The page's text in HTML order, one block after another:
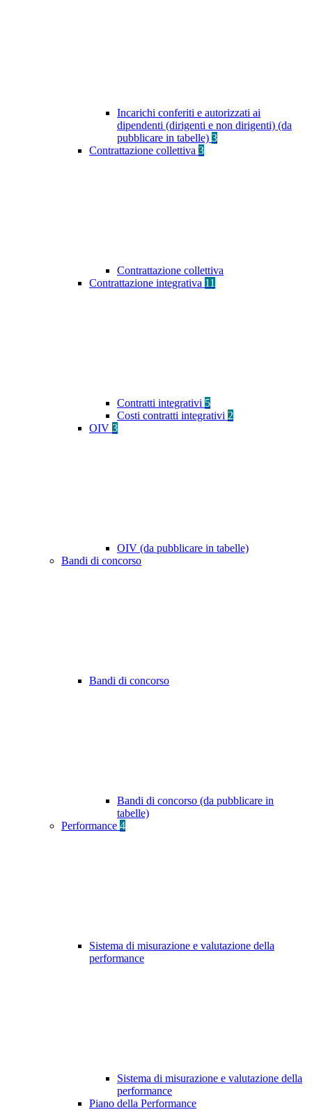
Incarichi conferiti e autorizzati ai
dipendenti (dirigenti e non dirigenti) (da
pubblicare in tabelle) 3
Contrattazione collettiva 3
Contrattazione collettiva
Contrattazione integrativa 11
Contratti integrativi 5
Costi contratti integrativi 2
OIV 3
OIV (da pubblicare in tabelle)
Bandi di concorso
Bandi di concorso
Bandi di concorso (da pubblicare in
tabelle)
Performance 4
Sistema di misurazione e valutazione della
performance
Sistema di misurazione e valutazione della
performance
Piano della Performance